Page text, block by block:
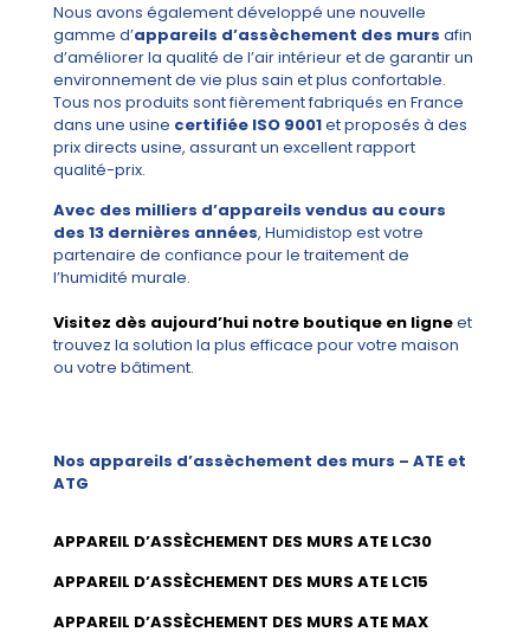
Nous avons également développé une nouvelle
gamme d’appareils d’assèchement des murs afin
d’améliorer la qualité de l’air intérieur et de garantir un
environnement de vie plus sain et plus confortable.
Tous nos produits sont fièrement fabriqués en France
dans une usine certifiée ISO 9001et proposés à des
prix directs usine, assurant un excellent rapport
qualité-prix.
Avec des milliers d’appareils vendus au cours
des 13 dernières années, Humidistop est votre
partenaire de confiance pour le traitement de
l’humidité murale.
Visitez dès aujourd’hui notre boutique en ligneet
trouvez la solution la plus efficace pour votre maison
ou votre bâtiment.
Nos appareils d’assèchement des murs – ATE et
ATG
APPAREIL D’ASSÈCHEMENT DES MURS ATE LC30
APPAREIL D’ASSÈCHEMENT DES MURS ATE LC15
APPAREIL D’ASSÈCHEMENT DES MURS ATE MAX